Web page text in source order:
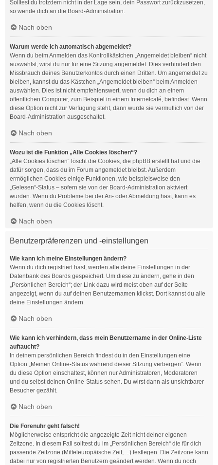
Solltest du trotzdem nicht in der Lage sein, dein Passwort zurückzusetzen,
so wende dich an die Board-Administration.
Nach oben
Warum werde ich automatisch abgemeldet?
Wenn du beim Anmelden das Kontrollkästchen „Angemeldet bleiben“ nicht
auswählst, wirst du nur für eine Sitzung angemeldet. Dies verhindert den
Missbrauch deines Benutzerkontos durch einen Dritten. Um angemeldet zu
bleiben, kannst du das Kästchen „Angemeldet bleiben“ beim Anmelden
auswählen. Dies ist nicht empfehlenswert, wenn du dich an einem
öffentlichen Computer, zum Beispiel in einem Internetcafé, befindest. Wenn
diese Option nicht zur Verfügung steht, dann wurde sie vermutlich von der
Board-Administration ausgeschaltet.
Nach oben
Wozu ist die Funktion „Alle Cookies löschen“?
„Alle Cookies löschen“ löscht die Cookies, die phpBB erstellt hat und die
dafür sorgen, dass du im Forum angemeldet bleibst. Außerdem
ermöglichen Cookies einige Funktionen, wie beispielsweise den
„Gelesen“-Status – sofern sie von der Board-Administration aktiviert
wurden. Wenn du Probleme bei der An- oder Abmeldung hast, kann es
helfen, wenn du die Cookies löscht.
Nach oben
Benutzerpräferenzen und -einstellungen
Wie kann ich meine Einstellungen ändern?
Wenn du dich registriert hast, werden alle deine Einstellungen in der
Datenbank des Boards gespeichert. Um diese zu ändern, gehe in den
„Persönlichen Bereich“; der Link dazu wird meist oben auf der Seite
angezeigt, wenn du auf deinen Benutzernamen klickst. Dort kannst du alle
deine Einstellungen ändern.
Nach oben
Wie kann ich verhindern, dass mein Benutzername in der Online-Liste
auftaucht?
In deinem persönlichen Bereich findest du in den Einstellungen eine
Option „Meinen Online-Status während dieser Sitzung verbergen“. Wenn
du diese Option einschaltest, können nur Administratoren, Moderatoren
und du selbst deinen Online-Status sehen. Du wirst dann als unsichtbarer
Besucher gezählt.
Nach oben
Die Forenuhr geht falsch!
Möglicherweise entspricht die angezeigte Zeit nicht deiner eigenen
Zeitzone. In diesem Fall solltest du im „Persönlichen Bereich“ die für dich
passende Zeitzone (Mitteleuropäische Zeit, ...) festlegen. Die Zeitzone kann
dabei nur von registrierten Benutzern geändert werden. Wenn du noch